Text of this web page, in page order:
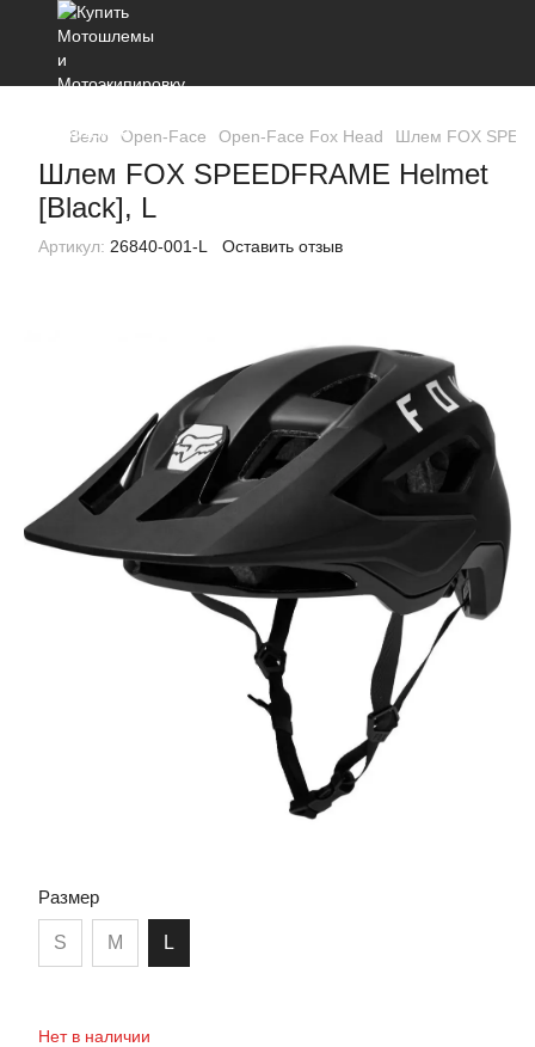
Вело Open-Face Open-Face Fox Head Шлем FOX
Шлем FOX SPEEDFRAME Helmet
[Black], L
Артикул: 26840-001-L Оставить отзыв
Размер
S M L
Нет в наличии